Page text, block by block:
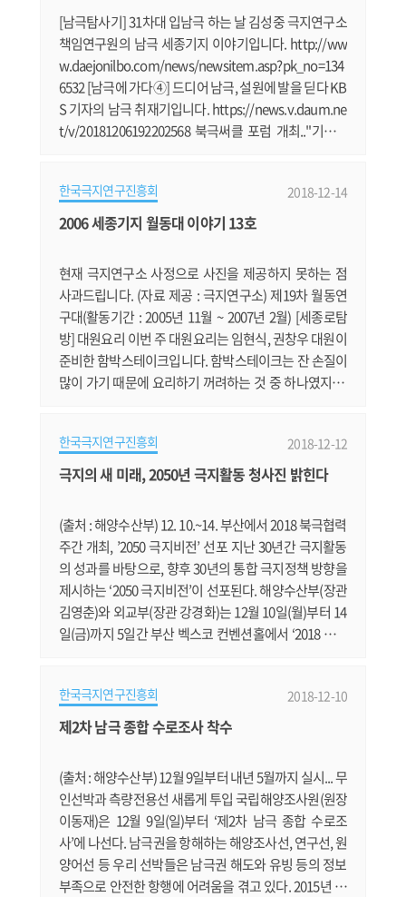
[남극탐사기] 31차대 입남극 하는 날 김성중 극지연구소
책임연구원의 남극 세종기지 이야기입니다. http://ww
w.daejonilbo.com/news/newsitem.asp?pk_no=134
6532 [남극에 가다④] 드디어 남극, 설원에 발을 딛다 KB
S 기자의 남극 취재기입니다. https://news.v.daum.ne
t/v/20181206192202568 북극써클 포럼 개최.."기후변
니다. https://news.v.daum.net/v/2018120817425532
9 2018 북극협력주간 개최..'2050 극지비전' 선포 북극협
.......
한국극지연구진흥회 2018-12-14
2006 세종기지 월동대 이야기 13호
현재 극지연구소 사정으로 사진을 제공하지 못하는 점
사과드립니다. (자료 제공 : 극지연구소) 제19차 월동연
구대(활동기간 : 2005년 11월 ~ 2007년 2월) [세종로탐
방] 대원요리 이번 주 대원요리는 임현식, 권창우 대원이
준비한 함박스테이크입니다. 함박스테이크는 잔 손질이
많이 가기 때문에 요리하기 꺼려하는 것 중 하나였지만,
사실을 모르고 실험 대상자가 되어주신 월동대 대원 모
두에게 감사의 말씀 드립니다. 하루 전에 조리장님이 준
한국극지연구진흥회 2018-12-12
극지의 새 미래, 2050년 극지활동 청사진 밝힌다
(출처 : 해양수산부) 12. 10.~14. 부산에서 2018 북극협력
주간 개최, ’2050 극지비전’ 선포 지난 30년간 극지활동
의 성과를 바탕으로, 향후 30년의 통합 극지정책 방향을
제시하는 ‘2050 극지비전’이 선포된다. 해양수산부(장관
김영춘)와 외교부(장관 강경화)는 12월 10일(월)부터 14
일(금)까지 5일간 부산 벡스코 컨벤션홀에서 ‘2018 북극
정책, 과학기술, 산업 등 다양한 분야에서 지속가능한 북
극의 미래를 모색하는 자리로, 2016년부터 매년 개최되
한국극지연구진흥회 2018-12-10
제2차 남극 종합 수로조사 착수
(출처 : 해양수산부) 12월 9일부터 내년 5월까지 실시... 무
인선박과 측량전용선 새롭게 투입 국립해양조사원(원장
이동재)은 12월 9일(일)부터 ‘제2차 남극 종합 수로조
사’에 나선다. 남극권을 항해하는 해양조사선, 연구선, 원
양어선 등 우리 선박들은 남극권 해도와 유빙 등의 정보
부족으로 안전한 항행에 어려움을 겪고 있다. 2015년 12